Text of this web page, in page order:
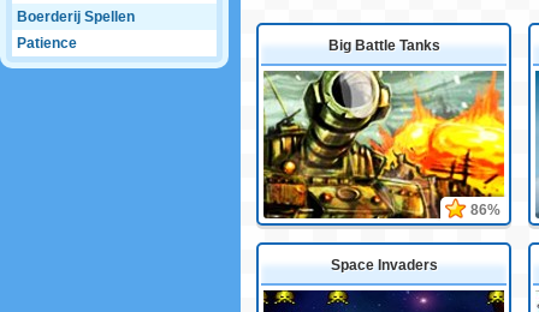
Boerderij Spellen
Patience
Big Battle Tanks
86%
Space Invaders